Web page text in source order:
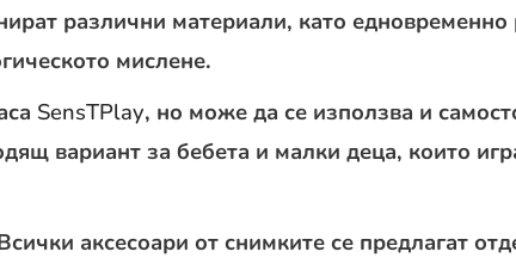
различни материали, като едновременно
мислене.
SensTPlay, но може да се използва и
вариант за бебета и малки деца, които
аксесоари от снимките се предлагат